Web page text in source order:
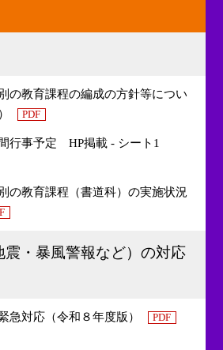
教育課程の編成の方針等につい
PDF
行事予定 HP掲載 - シート1
教育課程（書道科）の実施状況
震・暴風警報など）の対応
急対応（令和８年度版） PDF